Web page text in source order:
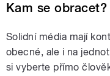
Kam se obracet?
Solidní média mají
obecné, ale i na
si vyberte přímo